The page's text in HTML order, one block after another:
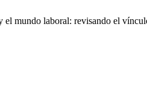
mundo laboral: revisando el